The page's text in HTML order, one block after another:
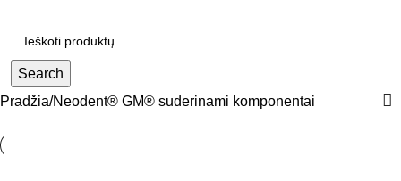
Search
Pradžia Neodent® GM® suderinami komponentai